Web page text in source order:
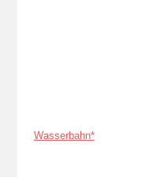
Wasserbahn*